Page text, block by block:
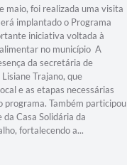
maio, foi realizada uma visita
implantado o Programa
iniciativa voltada à
no município A
da secretária de
Trajano, que
e as etapas necessárias
programa. Também participou
Casa Solidária da
fortalecendo a...